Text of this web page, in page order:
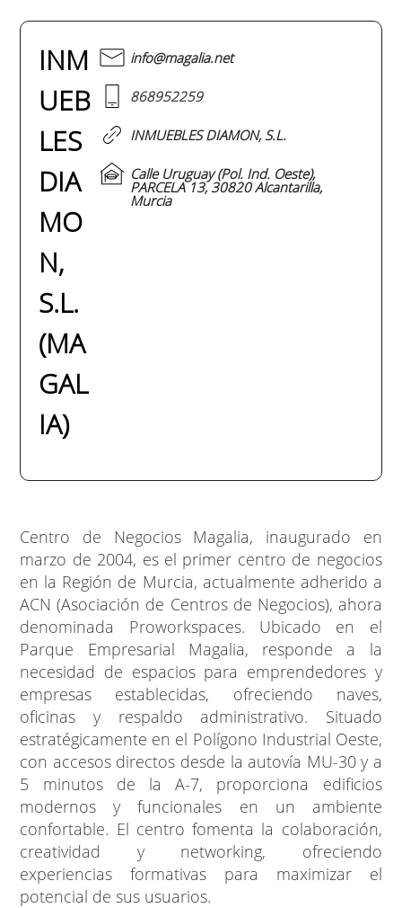
INM
UEB
LES
DIA
MO
N,
S.L.
(MA
GAL
IA)
info@magalia.net
868952259
INMUEBLES DIAMON, S.L.
Calle Uruguay (Pol. Ind. Oeste),
PARCELA 13, 30820 Alcantarilla,
Murcia
Centro de Negocios Magalia, inaugurado en
marzo de 2004, es el primer centro de negocios
en la Región de Murcia, actualmente adherido a
ACN (Asociación de Centros de Negocios), ahora
denominada Proworkspaces. Ubicado en el
Parque Empresarial Magalia, responde a la
necesidad de espacios para emprendedores y
empresas establecidas, ofreciendo naves,
oficinas y respaldo administrativo. Situado
estratégicamente en el Polígono Industrial Oeste,
con accesos directos desde la autovía MU-30 y a
5 minutos de la A-7, proporciona edificios
modernos y funcionales en un ambiente
confortable. El centro fomenta la colaboración,
creatividad y networking, ofreciendo
experiencias formativas para maximizar el
potencial de sus usuarios.